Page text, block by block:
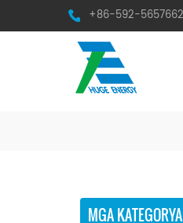
+86-592-
MGA KATEGORYA